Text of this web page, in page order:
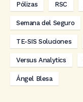
Pólizas RSC
Semana del Seguro
TE-SIS Soluciones
Versus Analytics
Ángel Blesa